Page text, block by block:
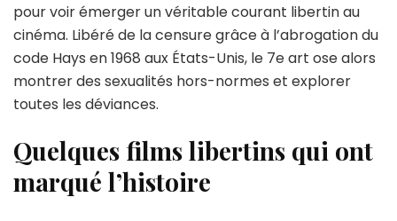
pour voir émerger un véritable courant libertin au
cinéma. Libéré de la censure grâce à l’abrogation du
code Hays en 1968 aux États-Unis, le 7e art ose alors
montrer des sexualités hors-normes et explorer
toutes les déviances.
Quelques films libertins qui ont
marqué l’histoire